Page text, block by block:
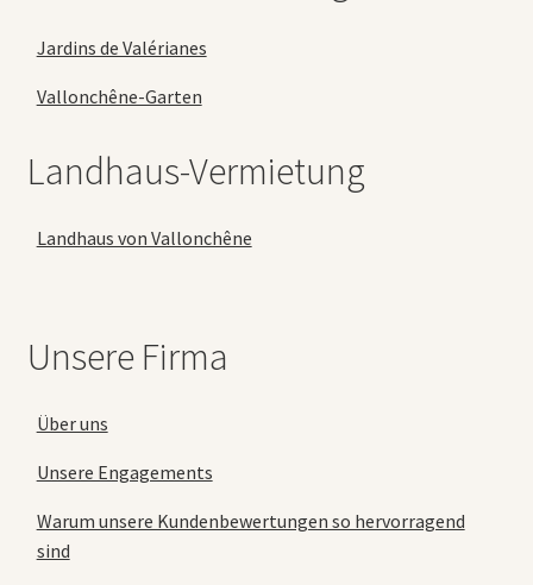
Jardins de Valérianes
Vallonchêne-Garten
Landhaus-Vermietung
Landhaus von Vallonchêne
Unsere Firma
Über uns
Unsere Engagements
Warum unsere Kundenbewertungen so hervorragend
sind